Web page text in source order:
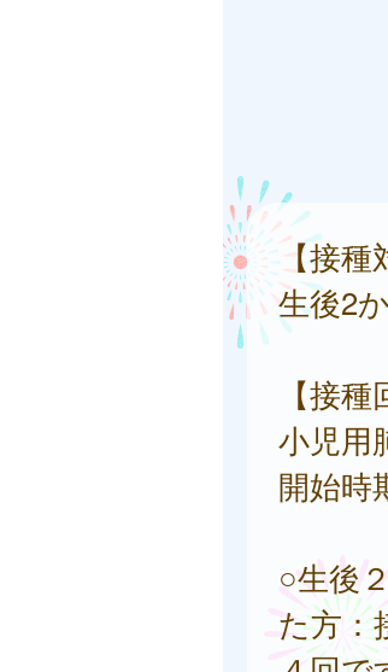
【接種
生後2
【接種
小児用
開始時
○生後
た方：